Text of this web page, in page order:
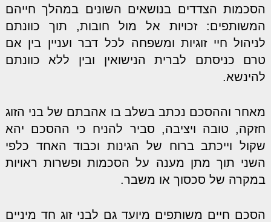
כתבות ופסקי דין
שירותי נוטריון
צור קשר
הסכמות הצדדים בנושאים השונים במהלך חייהם
המשותפים: זכויות אל מול חובות, תוך כוונתם
לניהול חיי זוגיות ומשפחה לכל דבר ועניין בין אם
טרם כניסתם לברית הנישואין ובין ללא כוונתם
להינשא.
מאחר וההסכם נכתב בשלב בו אהבתם של בני הזוג
חזקה, טובה ויציבה, סביר להניח כי ההסכם יהא
שקול וייכתב ברוח של הגינות וכבוד האחד כלפי
השני תוך מתן מענה על הסכמות ופשרות ראויות
במקרה של סכסוך או משבר.
הסכם חיים משותפים מיועד גם לבני זוג חד מיניים